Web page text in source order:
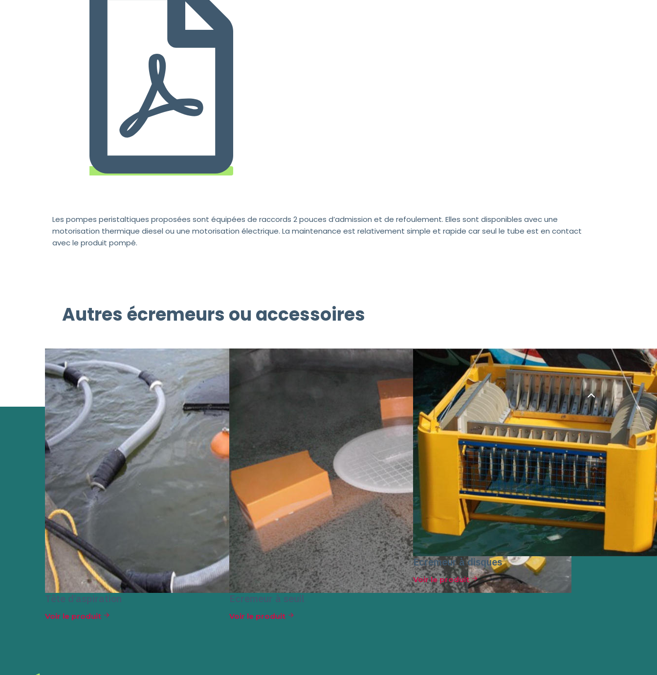
Les pompes peristaltiques proposées sont équipées de raccords 2 pouces d’admission et de refoulement. Elles sont disponibles avec une
motorisation thermique diesel ou une motorisation électrique. La maintenance est relativement simple et rapide car seul le tube est en contact
avec le produit pompé.
Autres écremeurs ou accessoires
Tête d’aspiration
Voir le produit
Ecremeur à seuil
Voir le produit
Ecremeur à disques
Voir le produit